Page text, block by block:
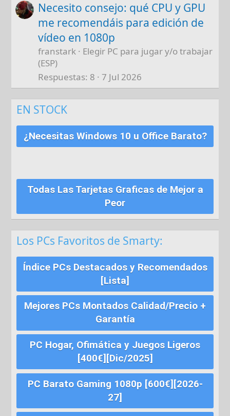
Necesito consejo: qué CPU y GPU
me recomendáis para edición de
vídeo en 1080p
franstark
Elegir PC para jugar y/o trabajar
(ESP)
Respuestas 8 7 Jul 2026
EN STOCK
¿Necesitas Windows 10 u Office Barato?
Todas Las Tarjetas Graficas de Mejor a
Peor
Los PCs Favoritos de Smarty:
Índice PCs Destacados y Recomendados
[Lista]
Mejores PCs Montados Calidad/Precio +
Garantía
PC Hogar, Ofimática y Juegos Ligeros
[400€][Dic/2025]
PC Barato Gaming 1080p [600€][2026-
27]